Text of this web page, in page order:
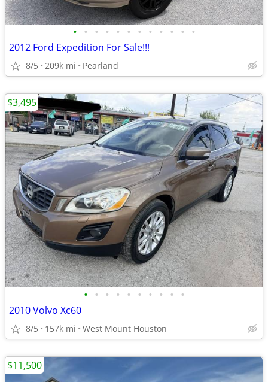
• • • • • • • • • • • •
2012 Ford Expedition For Sale!!!
8/5 209k mi Pearland
• • • • • • • • • •
2010 Volvo Xc60
8/5 157k mi West Mount Houston
$3,495
$11,500